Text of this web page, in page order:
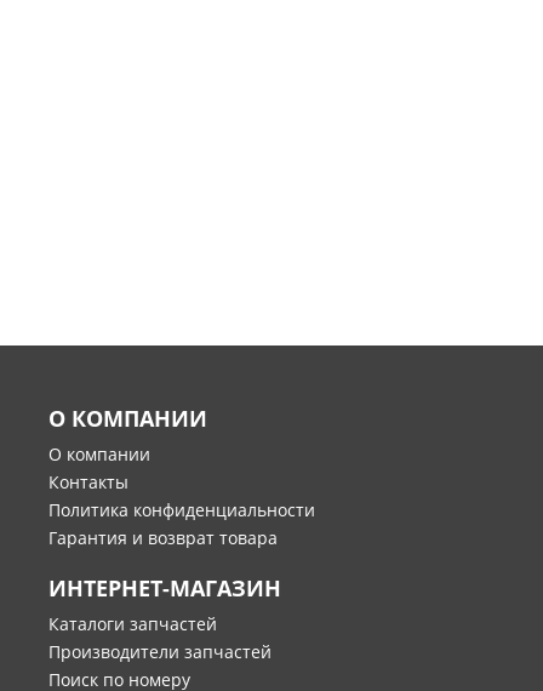
О КОМПАНИИ
О компании
Контакты
Политика конфиденциальности
Гарантия и возврат товара
ИНТЕРНЕТ-МАГАЗИН
Каталоги запчастей
Производители запчастей
Поиск по номеру